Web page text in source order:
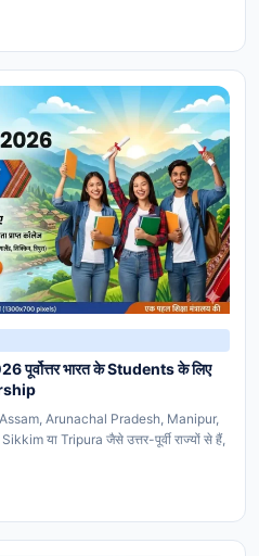
भारत के Students के लिए
Arunachal Pradesh, Manipur,
या Tripura जैसे उत्तर-पूर्वी राज्यों से हैं,